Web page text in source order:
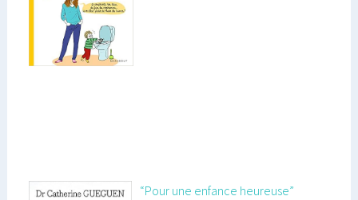
“Pour une enfance heureuse”